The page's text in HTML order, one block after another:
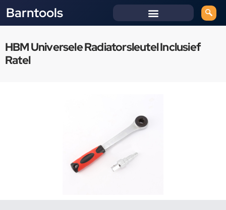
Barntools
HBM Universele Radiatorsleutel Inclusief
Ratel